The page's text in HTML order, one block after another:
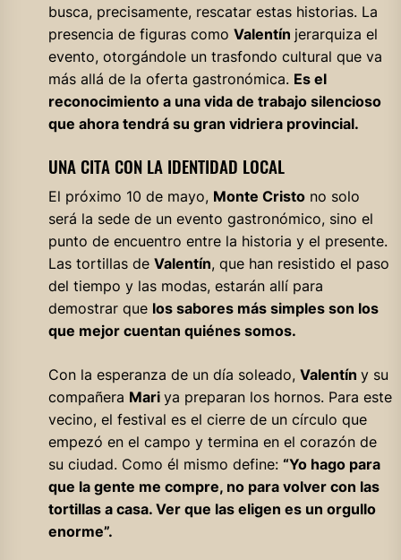
busca, precisamente, rescatar estas historias. La
presencia de figuras como Valentín jerarquiza el
evento, otorgándole un trasfondo cultural que va
más allá de la oferta gastronómica. Es el
reconocimiento a una vida de trabajo silencioso
que ahora tendrá su gran vidriera provincial.
UNA CITA CON LA IDENTIDAD LOCAL
El próximo 10 de mayo, Monte Cristono solo
será la sede de un evento gastronómico, sino el
punto de encuentro entre la historia y el presente.
Las tortillas de Valentín, que han resistido el paso
del tiempo y las modas, estarán allí para
demostrar que los sabores más simples son los
que mejor cuentan quiénes somos.
Con la esperanza de un día soleado, Valentín y su
compañera Mari ya preparan los hornos. Para este
vecino, el festival es el cierre de un círculo que
empezó en el campo y termina en el corazón de
su ciudad. Como él mismo define: “Yo hago para
que la gente me compre, no para volver con las
tortillas a casa. Ver que las eligen es un orgullo
enorme”.